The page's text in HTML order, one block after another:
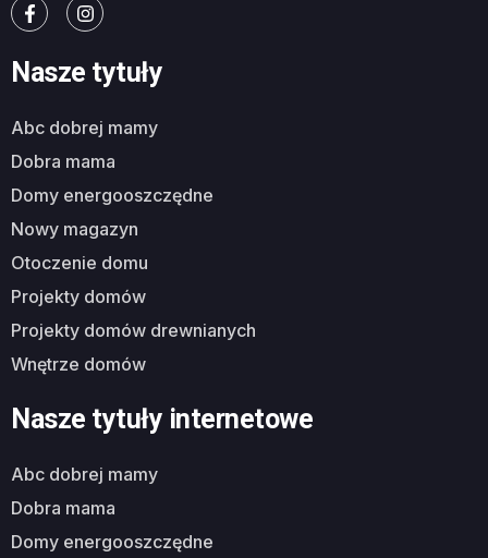
Nasze tytuły
abc dobrej mamy
dobra mama
domy energooszczędne
nowy magazyn
otoczenie domu
projekty domów
projekty domów drewnianych
wnętrze domów
Nasze tytuły internetowe
abc dobrej mamy
dobra mama
domy energooszczędne